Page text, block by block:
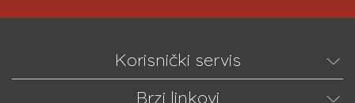
Korisnički servis
Brzi linkovi